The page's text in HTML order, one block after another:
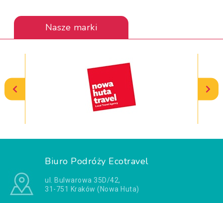
Nasze marki
Biuro Podróży Ecotravel
ul. Bulwarowa 35D/42,
31-751 Kraków (Nowa Huta)